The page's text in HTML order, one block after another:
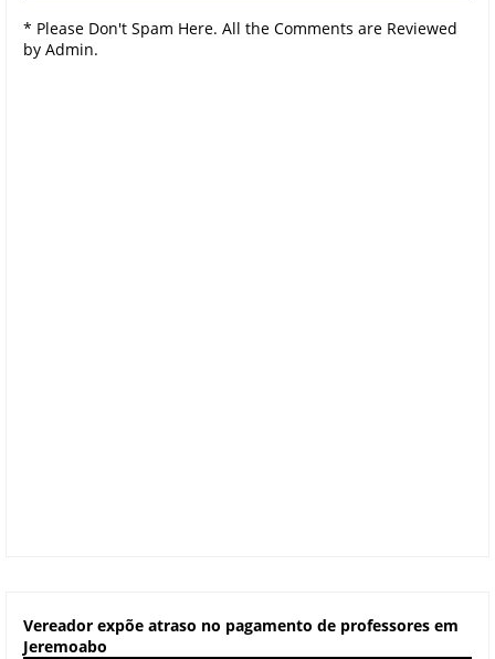
* Please Don't Spam Here. All the Comments are Reviewed
by Admin.
Vereador expõe atraso no pagamento de professores em
Jeremoabo